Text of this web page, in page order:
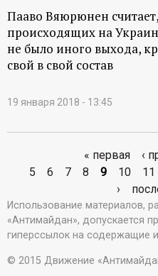
Пааво Вяюрюнен
происходящих на
не было иного выхода,
свой в свой состав
19 января 2018 - 13:45
т
р
« первая ‹
5
6 7 8 9 10 11
›
Использование материалов,
«Антимайдан», допускается
гиперссылок на содержащие
© 2015 Движение